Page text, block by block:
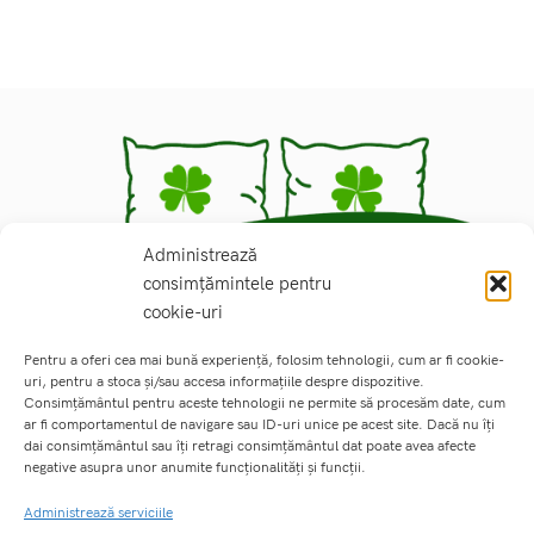
Administrează
consimțămintele pentru
cookie-uri
Pentru a oferi cea mai bună experiență, folosim tehnologii, cum ar fi cookie-
uri, pentru a stoca și/sau accesa informațiile despre dispozitive.
Consimțământul pentru aceste tehnologii ne permite să procesăm date, cum
ar fi comportamentul de navigare sau ID-uri unice pe acest site. Dacă nu îți
dai consimțământul sau îți retragi consimțământul dat poate avea afecte
negative asupra unor anumite funcționalități și funcții.
Administrează serviciile
Telefon: 0763724226
office@lenjeriipremium.ro
MENIU